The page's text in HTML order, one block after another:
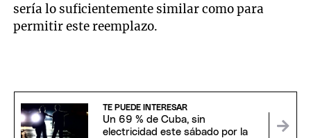
sería lo suficientemente similar como para
permitir este reemplazo.
TE PUEDE INTERESAR
Un 69 % de Cuba, sin
electricidad este sábado por la